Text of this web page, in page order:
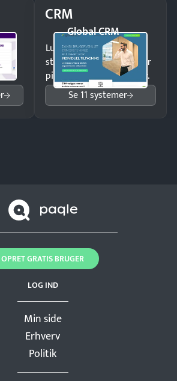
CRM
Global CRM
Luk flere salg med et
struktureret overblik over
pipeline og opfølgninger.
Se 11 systemer
Min side
Erhverv
Politik
LOG IND
OPRET GRATIS BRUGER